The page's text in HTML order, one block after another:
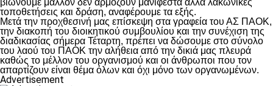
βιώνουμε μάλλον δεν αρμόζουν μανιφέστα αλλά λακωνικές
τοποθετήσεις και δράση, αναφέρουμε τα εξής.
Μετά την προχθεσινή μας επίσκεψη στα γραφεία του ΑΣ ΠΑΟΚ,
την διακοπή του διοικητικού συμβουλίου και την συνέχιση της
διαδικασίας σήμερα Τέταρτη, πρέπει να δώσουμε στο σύνολο
του λαού του ΠΑΟΚ την αλήθεια από την δικιά μας πλευρά
καθώς το μέλλον του οργανισμού και οι άνθρωποι που τον
απαρτίζουν είναι θέμα όλων και όχι μόνο των οργανωμένων.
Advertisement